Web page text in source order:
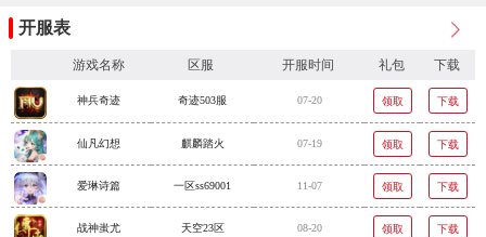
开服表
游戏名称 区服 开服时间 礼包 下载
神兵奇迹 奇迹503服 07-20 领取 下载
仙凡幻想 麒麟踏火 07-19 领取 下载
爱琳诗篇 一区ss69001 11-07 领取 下载
战神蚩尤 天空23区 08-20 领取 下载